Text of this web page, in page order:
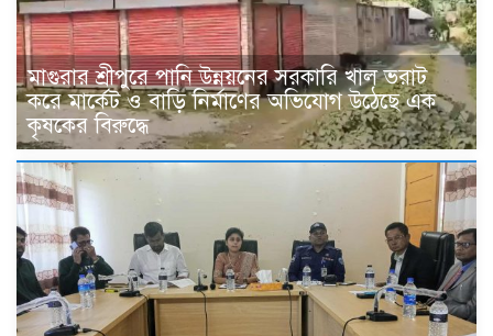
মাগুরার শ্রীপুরে পানি উন্নয়নের সরকারি খাল ভরাট
করে মার্কেট ও বাড়ি নির্মাণের অভিযোগ উঠেছে এক
কৃষকের বিরুদ্ধে